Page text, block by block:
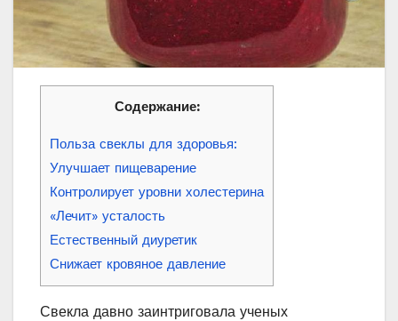
Содержание:
Польза свеклы для здоровья:
Улучшает пищеварение
Контролирует уровни холестерина
«Лечит» усталость
Естественный диуретик
Снижает кровяное давление
Свекла давно заинтриговала ученых